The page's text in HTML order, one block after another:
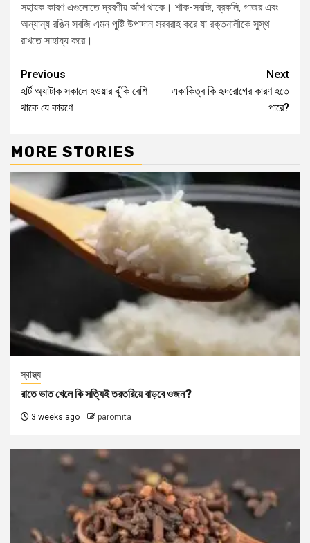
সহায়ক কারণ এগুলোতে দ্রবণীয় আঁশ থাকে। শাক-সবজি, ব্রকলি, গাজর এবং
অন্যান্য রঙিন সবজি এমন পুষ্টি উপাদান সরবরাহ করে যা রক্তনালীকে সুস্থ
রাখতে সাহায্য করে।
Previous
হার্ট অ্যাটাক সকালে হওয়ার ঝুঁকি বেশি
থাকে যে কারণে
Next
একাকিত্ব কি হৃদরোগের কারণ হতে
পারে?
MORE STORIES
স্বাস্থ্য
রাতে ভাত খেলে কি সত্যিই তরতরিয়ে বাড়বে ওজন?
3 weeks ago paromita